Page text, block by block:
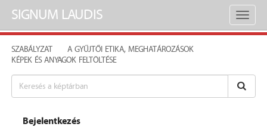
Toggle
SIGNUM LAUDIS
SZABÁLYZAT
A GYŰJTŐI ETIKA, MEGHATÁROZÁSOK
KÉPEK ÉS ANYAGOK FELTÖLTÉSE
Bejelentkezés